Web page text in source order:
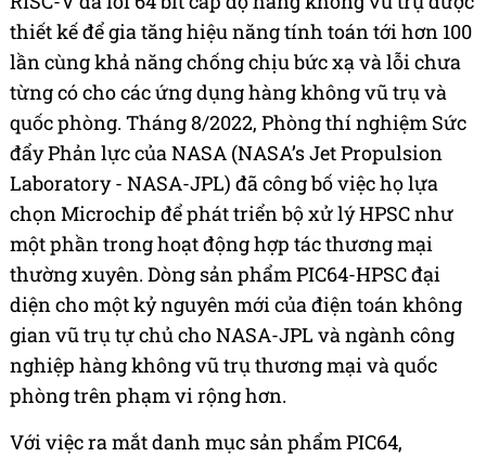
thiết kế để gia tăng hiệu năng tính toán tới hơn 100
lần cùng khả năng chống chịu bức xạ và lỗi chưa
từng có cho các ứng dụng hàng không vũ trụ và
quốc phòng. Tháng 8/2022, Phòng thí nghiệm Sức
đẩy Phản lực của NASA (NASA’s Jet Propulsion
Laboratory - NASA-JPL) đã công bố việc họ lựa
chọn Microchip để phát triển bộ xử lý HPSC như
một phần trong hoạt động hợp tác thương mại
thường xuyên. Dòng sản phẩm PIC64-HPSC đại
diện cho một kỷ nguyên mới của điện toán không
gian vũ trụ tự chủ cho NASA-JPL và ngành công
nghiệp hàng không vũ trụ thương mại và quốc
phòng trên phạm vi rộng hơn.
Với việc ra mắt danh mục sản phẩm PIC64,